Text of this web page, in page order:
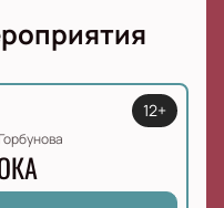
12+